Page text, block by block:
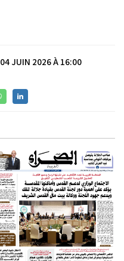
04 JUIN 2026 À 16:00